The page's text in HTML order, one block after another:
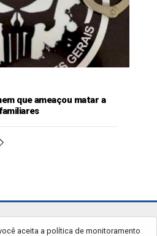
que ameaçou matar a
aceita a política de monitoramento